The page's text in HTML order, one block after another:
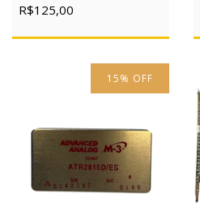
R$125,00
15% OFF